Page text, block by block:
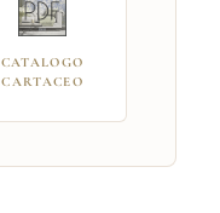
CATALOGO
CARTACEO